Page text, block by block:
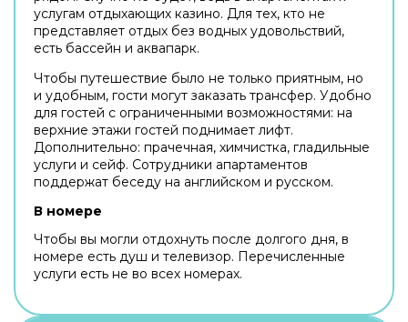
услугам отдыхающих казино. Для тех, кто не
представляет отдых без водных удовольствий,
есть бассейн и аквапарк.
Чтобы путешествие было не только приятным, но
и удобным, гости могут заказать трансфер. Удобно
для гостей с ограниченными возможностями: на
верхние этажи гостей поднимает лифт.
Дополнительно: прачечная, химчистка, гладильные
услуги и сейф. Сотрудники апартаментов
поддержат беседу на английском и русском.
В номере
Чтобы вы могли отдохнуть после долгого дня, в
номере есть душ и телевизор. Перечисленные
услуги есть не во всех номерах.